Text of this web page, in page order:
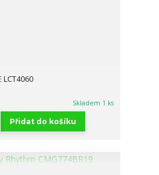
LCT4060
Skladem 1 ks
Přidat do košíku